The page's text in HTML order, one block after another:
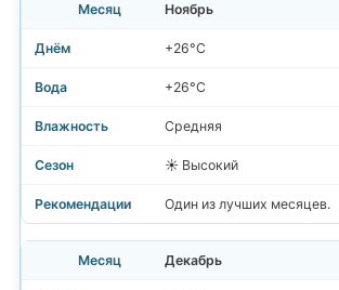
Ноябрь
+26°C
+26°C
Средняя
☀️ Высокий
Один из лучших месяцев.
Декабрь